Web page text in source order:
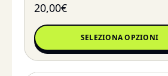
20,00€
SELEZIONA OPZIONI